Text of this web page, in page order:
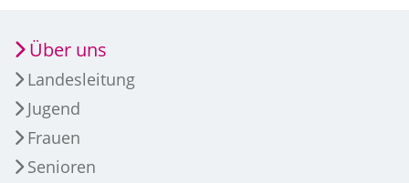
Über uns
Landesleitung
Jugend
Frauen
Senioren